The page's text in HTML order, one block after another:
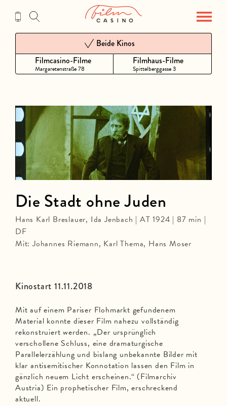
Inhalt
Filmcasino-Filme
Margaretenstraße 78
Beide Kinos
Filmhaus-Filme
Spittelberggasse 3
Kinostart 11.11.2018
Mit auf einem Pariser Flohmarkt gefundenem
Material konnte dieser Film nahezu vollständig
rekonstruiert werden. „Der ursprünglich
verschollene Schluss, eine dramaturgische
Parallelerzählung und bislang unbekannte Bilder mit
klar antisemitischer Konnotation lassen den Film in
gänzlich neuem Licht erscheinen.“ (Filmarchiv
Austria) Ein prophetischer Film, erschreckend
aktuell.
Die Stadt ohne Juden
Hans Karl Breslauer, Ida Jenbach | AT 1924 | 87 min |
DF
Mit: Johannes Riemann, Karl Thema, Hans Moser